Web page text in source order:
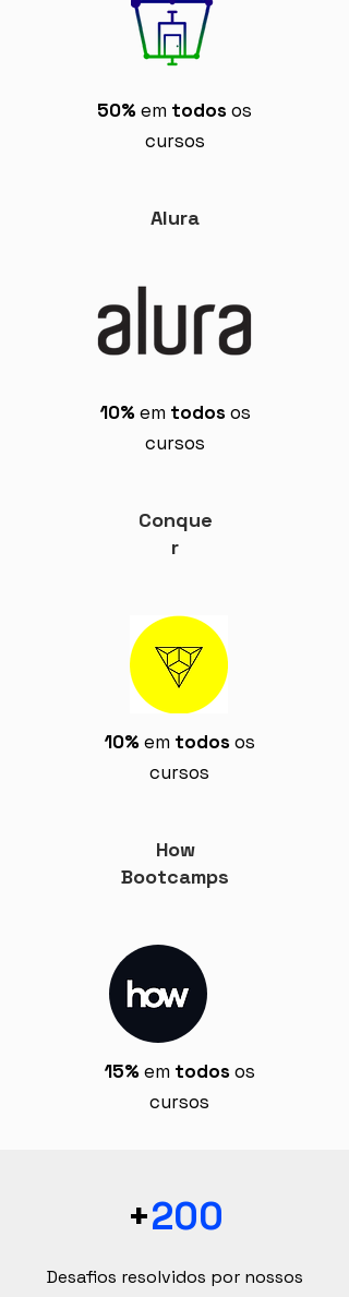
50% em todos os
cursos
Alura
10% em todos os
cursos
Conque
r
10% em todos os
cursos
How
Bootcamps
15% em todos os
cursos
+200
Desafios resolvidos por nossos